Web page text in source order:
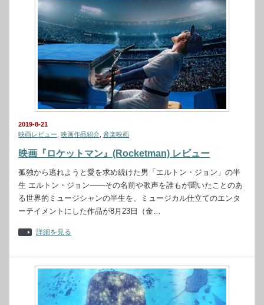
2019-8-21
映画レビュー 映画作品紹介 音楽映画
映画『ロケットマン』(Rocketman) レビュー
孤独から逃れようと愛を求め続けた男「エルトン・ジョン」の半
生 エルトン・ジョン――その名前や歌声を誰もが聞いたことのあ
る世界的ミュージシャンの半生を、ミュージカル仕立てのエンタ
ーテイメントにした作品が8月23日（金…
詳細を見る